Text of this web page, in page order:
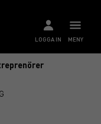
MENY
LOGGA IN